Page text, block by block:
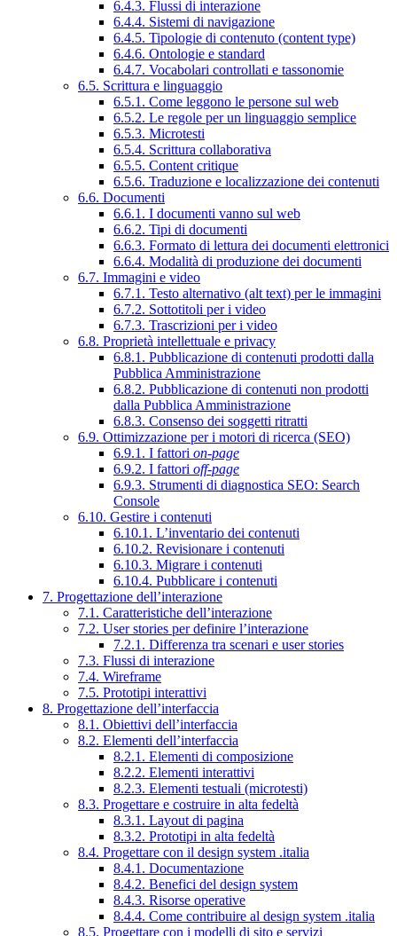
6.4.3. Flussi di interazione
6.4.4. Sistemi di navigazione
6.4.5. Tipologie di contenuto (content type)
6.4.6. Ontologie e standard
6.4.7. Vocabolari controllati e tassonomie
6.5. Scrittura e linguaggio
6.5.1. Come leggono le persone sul web
6.5.2. Le regole per un linguaggio semplice
6.5.3. Microtesti
6.5.4. Scrittura collaborativa
6.5.5. Content critique
6.5.6. Traduzione e localizzazione dei contenuti
6.6. Documenti
6.6.1. I documenti vanno sul web
6.6.2. Tipi di documenti
6.6.3. Formato di lettura dei documenti elettronici
6.6.4. Modalità di produzione dei documenti
6.7. Immagini e video
6.7.1. Testo alternativo (alt text) per le immagini
6.7.2. Sottotitoli per i video
6.7.3. Trascrizioni per i video
6.8. Proprietà intellettuale e privacy
6.8.1. Pubblicazione di contenuti prodotti dalla
Pubblica Amministrazione
6.8.2. Pubblicazione di contenuti non prodotti
dalla Pubblica Amministrazione
6.8.3. Consenso dei soggetti ritratti
6.9. Ottimizzazione per i motori di ricerca (SEO)
6.9.1. I fattori on-page
6.9.2. I fattori off-page
6.9.3. Strumenti di diagnostica SEO: Search
Console
6.10. Gestire i contenuti
6.10.1. L’inventario dei contenuti
6.10.2. Revisionare i contenuti
6.10.3. Migrare i contenuti
6.10.4. Pubblicare i contenuti
7. Progettazione dell’interazione
7.1. Caratteristiche dell’interazione
7.2. User stories per definire l’interazione
7.2.1. Differenza tra scenari e user stories
7.3. Flussi di interazione
7.4. Wireframe
7.5. Prototipi interattivi
8. Progettazione dell’interfaccia
8.1. Obiettivi dell’interfaccia
8.2. Elementi dell’interfaccia
8.2.1. Elementi di composizione
8.2.2. Elementi interattivi
8.2.3. Elementi testuali (microtesti)
8.3. Progettare e costruire in alta fedeltà
8.3.1. Layout di pagina
8.3.2. Prototipi in alta fedeltà
8.4. Progettare con il design system .italia
8.4.1. Documentazione
8.4.2. Benefici del design system
8.4.3. Risorse operative
8.4.4. Come contribuire al design system .italia
8.5. Progettare con i modelli di sito e servizi